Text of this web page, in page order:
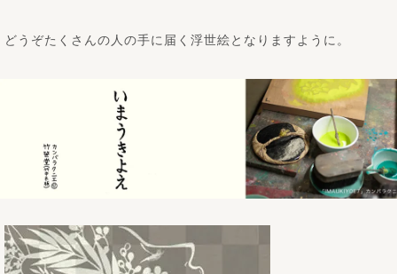
どうぞたくさんの人の手に届く浮世絵となりますように。